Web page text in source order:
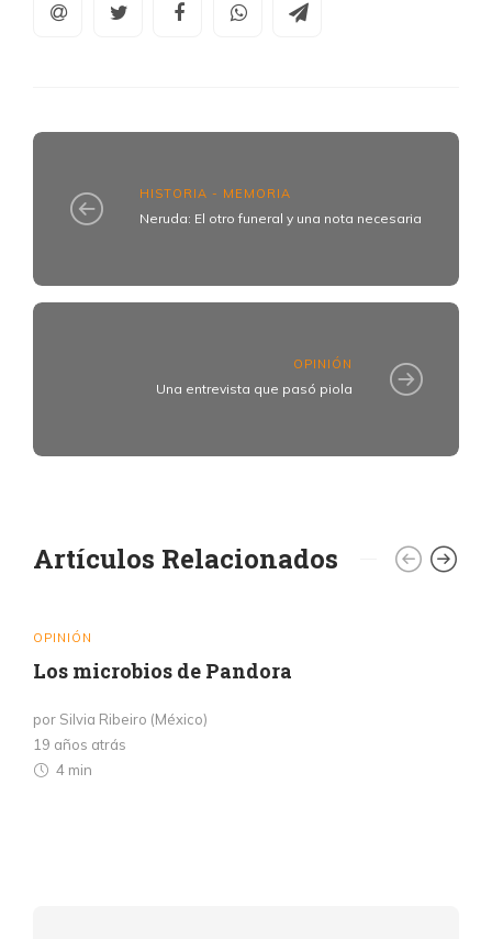
HISTORIA - MEMORIA
Neruda: El otro funeral y una nota necesaria
OPINIÓN
Una entrevista que pasó piola
Artículos Relacionados
OPINIÓN
Los microbios de Pandora
por Silvia Ribeiro (México)
19 años atrás
4 min